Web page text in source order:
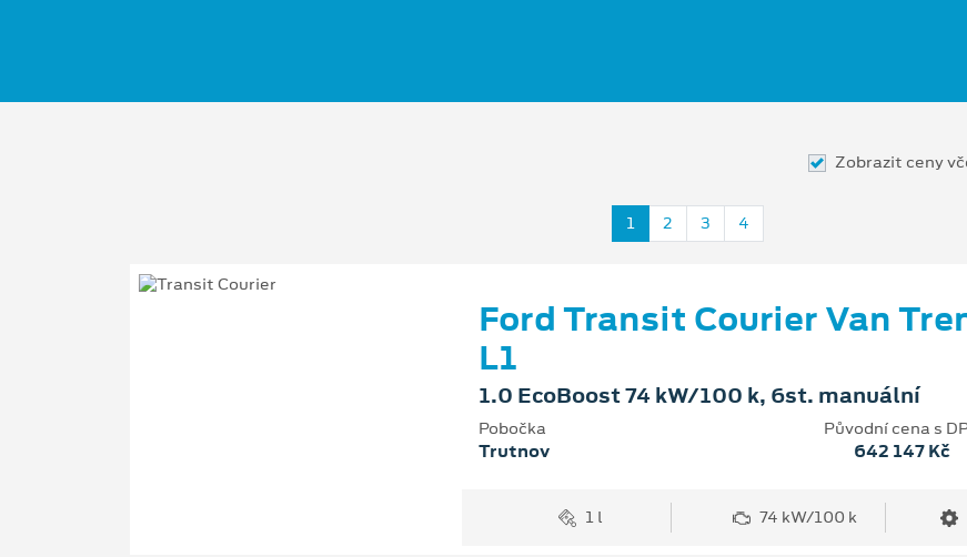
Zobrazit ceny
1 2 3 4
Ford Transit Courier Van
L1
1.0 EcoBoost 74 kW/100 k, 6st. manuální
Pobočka
Trutnov
Původní cena s
642 147 Kč
1 l 74 kW/100 k